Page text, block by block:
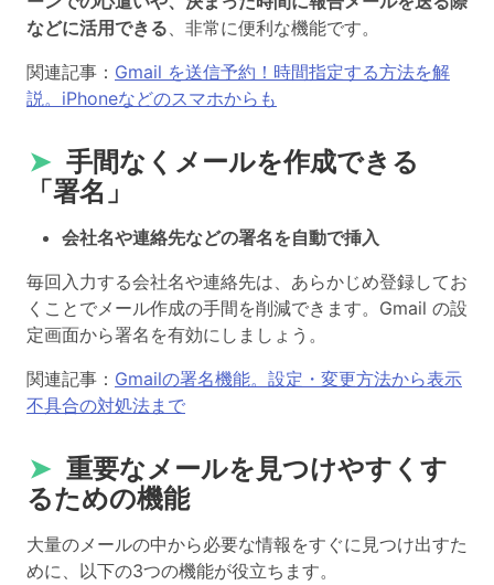
などに活用できる 、非常に便利な機能です。
関連記事： Gmail を送信予約！時間指定する方法を解
説。iPhoneなどのスマホからも
➤ 手間なくメールを作成できる
「署名」
会社名や連絡先などの署名を自動で挿入
毎回入力する会社名や連絡先は、あらかじめ登録してお
くことでメール作成の手間を削減できます。Gmail の設
定画面から署名を有効にしましょう。
関連記事： Gmailの署名機能。設定・変更方法から表示
不具合の対処法まで
➤ 重要なメールを見つけやすくす
るための機能
大量のメールの中から必要な情報をすぐに見つけ出すた
めに、以下の3つの機能が役立ちます。